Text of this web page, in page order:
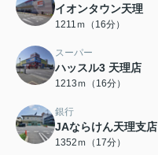
イオンタウン天理
1211ｍ（16分）
スーパー
ハッスル3 天理店
1213ｍ（16分）
銀行
JAならけん天理支店
1352ｍ（17分）